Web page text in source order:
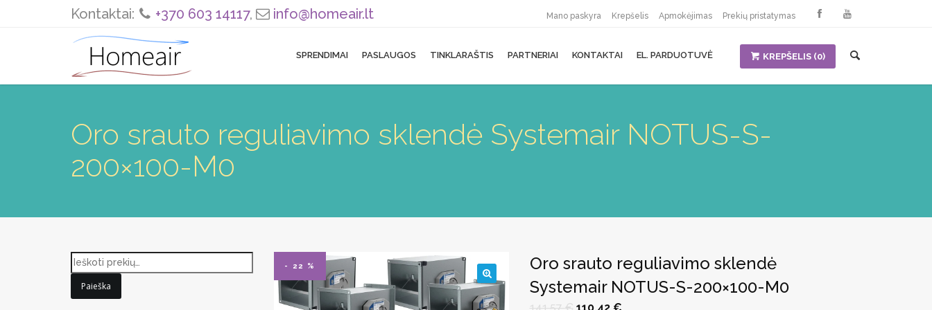
Kontaktai: +370 603 14117, info@homeair.lt Mano paskyra Krepšelis Apmokėjimas Prekių pristatymas
SPRENDIMAI PASLAUGOS TINKLARAŠTIS PARTNERIAI KONTAKTAI EL. PARDUOTUVĖ KREPŠELIS (0)
Oro srauto reguliavimo sklendė Systemair NOTUS-S-
200×100-M0
- 22 %
🔍
Oro srauto reguliavimo sklendė
Systemair NOTUS-S-200×100-M0
Original
Current
Paieška